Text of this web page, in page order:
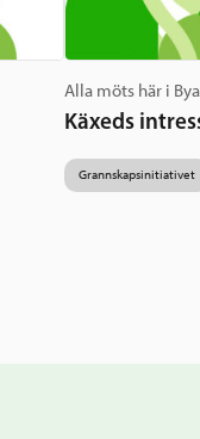
Alla möts här i
Käxeds
Grannskapsinitiativet